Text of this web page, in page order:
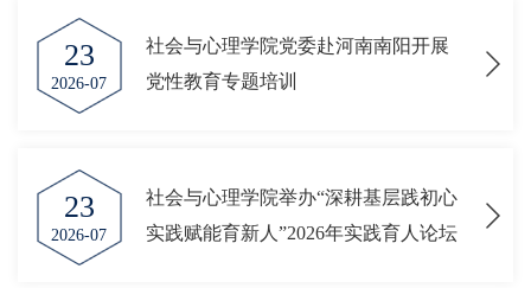
23
2026-07
社会与心理学院党委赴河南南阳开展
党性教育专题培训
23
2026-07
社会与心理学院举办“深耕基层践初心
实践赋能育新人”2026年实践育人论坛